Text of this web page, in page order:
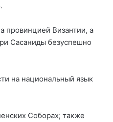
провинцией Византии, а
Сасаниды безуспешно
на национальный язык
Соборах; также